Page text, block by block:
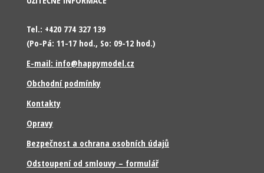
Tel.: +420 774 327 139
(Po-Pá: 11-17 hod., So: 09-12 hod.)
E-mail: info@happymodel.cz
Obchodní podmínky
Kontakty
Opravy
Bezpečnost a ochrana osobních údajů
Odstoupení od smlouvy – formulář